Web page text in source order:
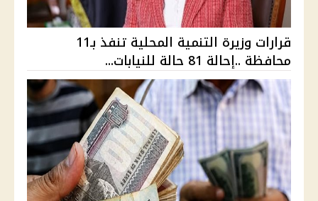
قرارات وزيرة التنمية المحلية تنفذ بـ11
محافظة ..إحالة 81 حالة للنيابات...